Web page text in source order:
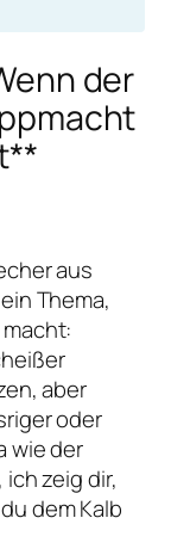
der
aus
Thema,
aber
oder
wie der
ich zeig dir,
dem Kalb